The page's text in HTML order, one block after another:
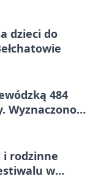
dzieci do
484
Wyznaczono
i rodzinne
w